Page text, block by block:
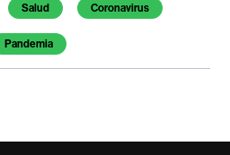
Salud Coronavirus
Pandemia